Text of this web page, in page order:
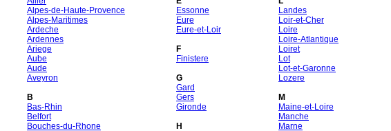
Alpes-de-Haute-Provence
Alpes-Maritimes
Ardeche
Ardennes
Ariege
Aube
Aude
Aveyron
B
Bas-Rhin
Belfort
Bouches-du-Rhone
Essonne
Eure
Eure-et-Loir
F
Finistere
G
Gard
Gers
Gironde
H
Landes
Loir-et-Cher
Loire
Loire-Atlantique
Loiret
Lot
Lot-et-Garonne
Lozere
M
Maine-et-Loire
Manche
Marne